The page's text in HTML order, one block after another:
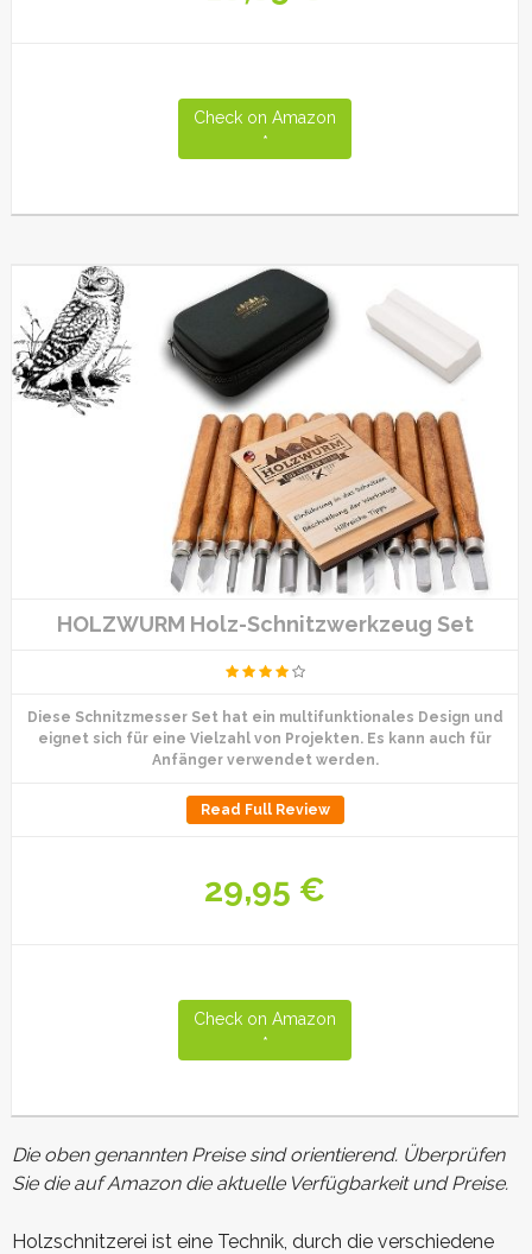
Check on Amazon
HOLZWURM Holz-Schnitzwerkzeug Set
Diese Schnitzmesser Set hat ein multifunktionales Design und
eignet sich für eine Vielzahl von Projekten. Es kann auch für
Anfänger verwendet werden.
Read Full Review
29,95 €
Check on Amazon
Die oben genannten Preise sind orientierend. Überprüfen
Sie die auf Amazon die aktuelle Verfügbarkeit und Preise.
Holzschnitzerei ist eine Technik, durch die verschiedene